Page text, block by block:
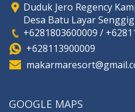
Duduk Jero Regency
Desa Batu Layar
+6281803600009 /
+628113900009
GOOGLE MAPS